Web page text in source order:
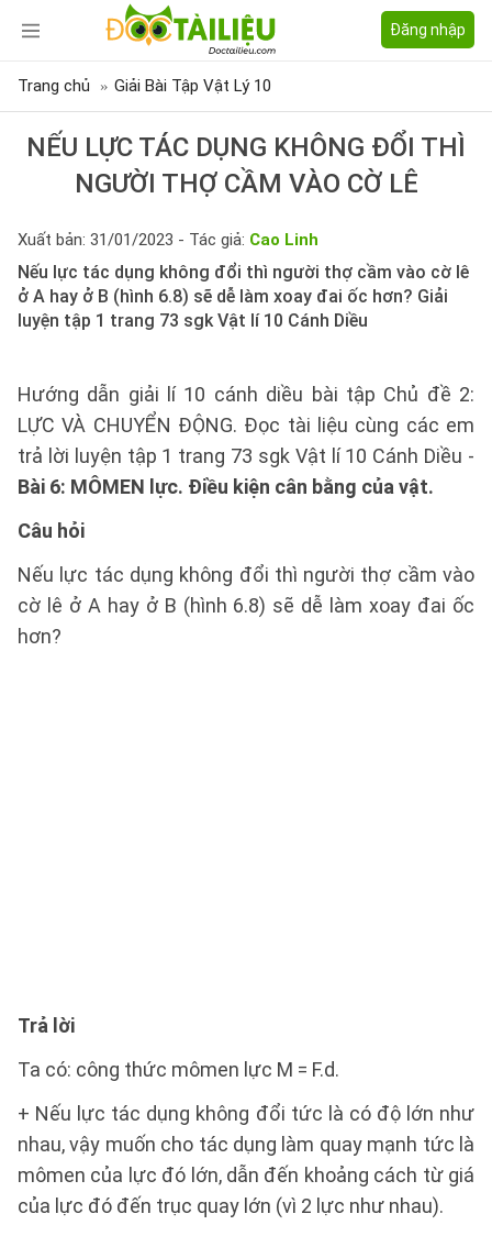
Đăng nhập
Trang chủ Giải Bài Tập Vật Lý 10
NẾU LỰC TÁC DỤNG KHÔNG ĐỔI THÌ
NGƯỜI THỢ CẦM VÀO CỜ LÊ
Xuất bản: 31/01/2023 - Tác giả: Cao Linh
Nếu lực tác dụng không đổi thì người thợ cầm vào cờ lê
ở A hay ở B (hình 6.8) sẽ dễ làm xoay đai ốc hơn? Giải
luyện tập 1 trang 73 sgk Vật lí 10 Cánh Diều
Hướng dẫn giải lí 10 cánh diều bài tập Chủ đề 2:
LỰC VÀ CHUYỂN ĐỘNG. Đọc tài liệu cùng các em
trả lời luyện tập 1 trang 73 sgk Vật lí 10 Cánh Diều -
Bài 6: MÔMEN lực. Điều kiện cân bằng của vật.
Câu hỏi
Nếu lực tác dụng không đổi thì người thợ cầm vào
cờ lê ở A hay ở B (hình 6.8) sẽ dễ làm xoay đai ốc
hơn?
Trả lời
Ta có: công thức mômen lực M = F.d.
+ Nếu lực tác dụng không đổi tức là có độ lớn như
nhau, vậy muốn cho tác dụng làm quay mạnh tức là
mômen của lực đó lớn, dẫn đến khoảng cách từ giá
của lực đó đến trục quay lớn (vì 2 lực như nhau).